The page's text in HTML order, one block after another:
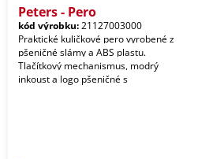
Peters - Pero
kód výrobku:21127003000
Praktické kuličkové pero vyrobené z
pšeničné slámy a ABS plastu.
Tlačítkový mechanismus, modrý
inkoust a logo pšeničné s